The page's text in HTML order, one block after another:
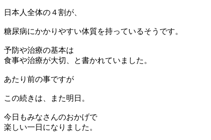
日本人全体の４割が、
糖尿病にかかりやすい体質を持っているそうです。
予防や治療の基本は
食事や治療が大切、と書かれていました。
あたり前の事ですが
この続きは、また明日。
今日もみなさんのおかげで
楽しい一日になりました。